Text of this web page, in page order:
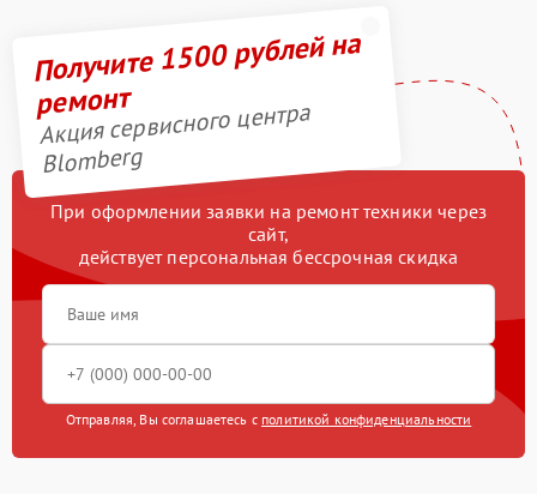
Получите 1500 рублей на
ремонт
Акция сервисного центра
Blomberg
При оформлении заявки на ремонт техники через
сайт,
действует персональная бессрочная скидка
Отправляя, Вы соглашаетесь с политикой конфиденциальности